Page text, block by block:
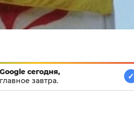
сегодня,
завтра.
✓